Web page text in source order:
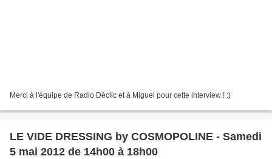
Merci à l'équipe de Radio Déclic et à Miguel pour cette interview ! :)
LE VIDE DRESSING by COSMOPOLINE - Samedi
5 mai 2012 de 14h00 à 18h00